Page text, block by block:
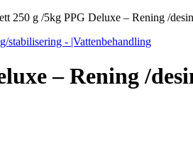
250 g /5kg PPG Deluxe – Rening /
– Rening /